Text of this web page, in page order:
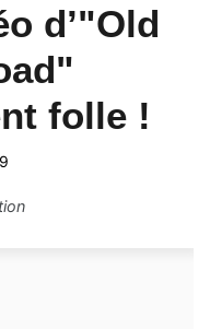
d’"Old
folle !